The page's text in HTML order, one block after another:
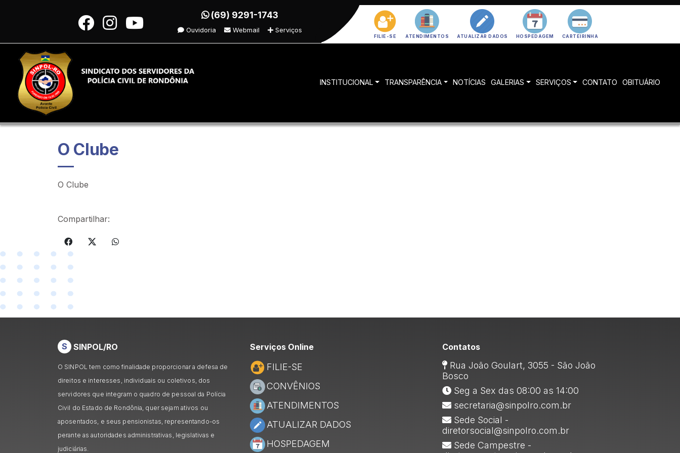
(69) 9291-1743
Ouvidoria Webmail Serviços
FILIE-SE ATENDIMENTOS ATUALIZAR DADOS HOSPEDAGEM CARTEIRINHA
INSTITUCIONAL TRANSPARÊNCIA NOTÍCIAS GALERIAS SERVIÇOS CONTATO OBITUÁRIO
O Clube
O Clube
Compartilhar:
S SINPOL/RO
O SINPOL tem como finalidade proporcionar a defesa de
direitos e interesses, individuais ou coletivos, dos
servidores que integram o quadro de pessoal da Polícia
Civil do Estado de Rondônia, quer sejam ativos ou
aposentados, e seus pensionistas, representando-os
perante as autoridades administrativas, legislativas e
judiciárias.
Serviços Online
FILIE-SE
CONVÊNIOS
ATENDIMENTOS
ATUALIZAR DADOS
HOSPEDAGEM
Contatos
Rua João Goulart, 3055 - São João
Bosco
Seg a Sex das 08:00 as 14:00
secretaria@sinpolro.com.br
Sede Social -
diretorsocial@sinpolro.com.br
Sede Campestre -